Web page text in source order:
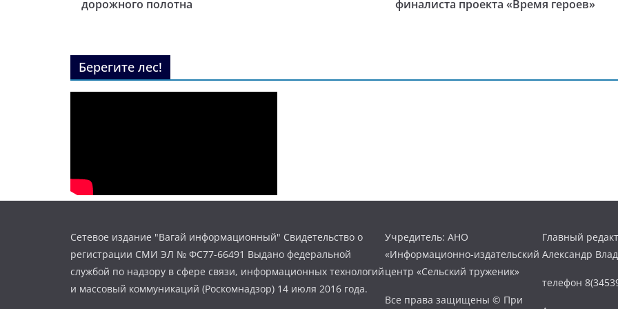
дорожного полотна
финалиста проекта «Время героев»
Берегите лес!
Сетевое издание "Вагай информационный" Свидетельство о
регистрации СМИ ЭЛ № ФС77-66491 Выдано федеральной
службой по надзору в сфере связи, информационных технологий
и массовый коммуникаций (Роскомнадзор) 14 июля 2016 года.
Учредитель: АНО
«Информационно-издательский
центр «Сельский труженик»
Все права защищены © При
Главный
Александр
телефон